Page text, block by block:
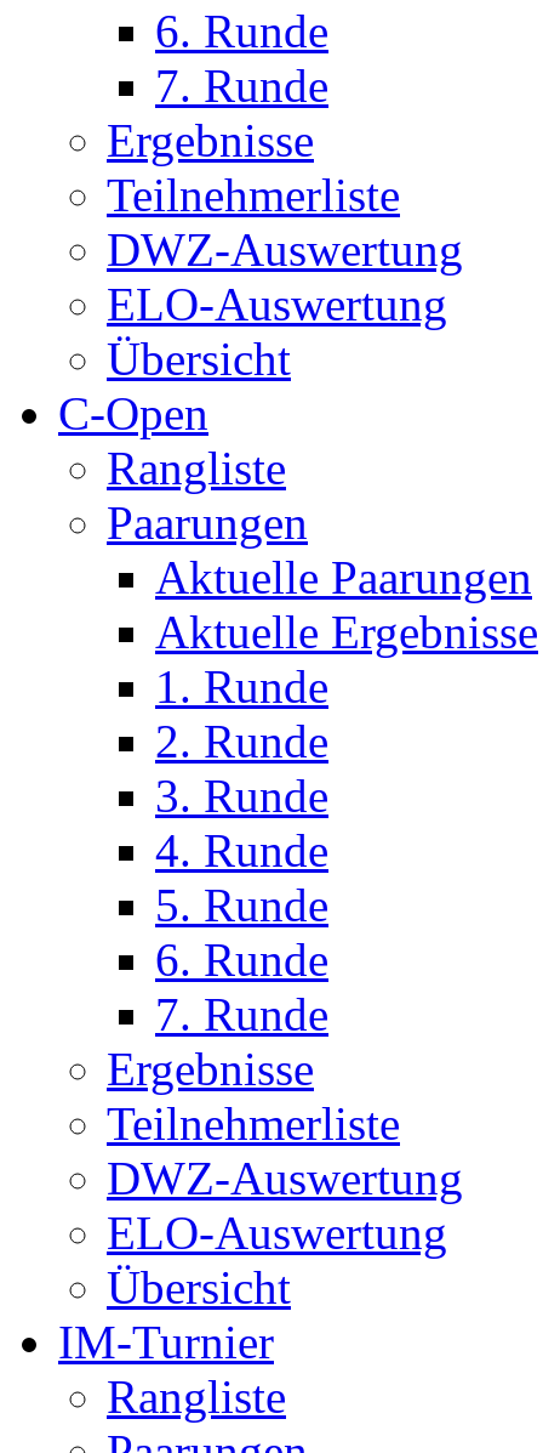
6. Runde
7. Runde
Ergebnisse
Teilnehmerliste
DWZ-Auswertung
ELO-Auswertung
Übersicht
C-Open
Rangliste
Paarungen
Aktuelle Paarungen
Aktuelle Ergebnisse
1. Runde
2. Runde
3. Runde
4. Runde
5. Runde
6. Runde
7. Runde
Ergebnisse
Teilnehmerliste
DWZ-Auswertung
ELO-Auswertung
Übersicht
IM-Turnier
Rangliste